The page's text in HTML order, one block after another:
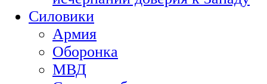
Силовики
Армия
Оборонка
МВД